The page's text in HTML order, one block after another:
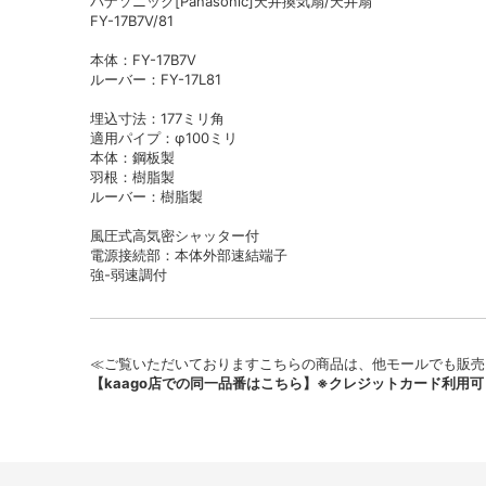
FY-17B7V/81
本体：FY-17B7V
ルーバー：FY-17L81
埋込寸法：177ミリ角
適用パイプ：φ100ミリ
本体：鋼板製
羽根：樹脂製
ルーバー：樹脂製
風圧式高気密シャッター付
電源接続部：本体外部速結端子
強-弱速調付
≪ご覧いただいておりますこちらの商品は、他モールでも販
【kaago店での同一品番はこちら】※クレジットカード利用可